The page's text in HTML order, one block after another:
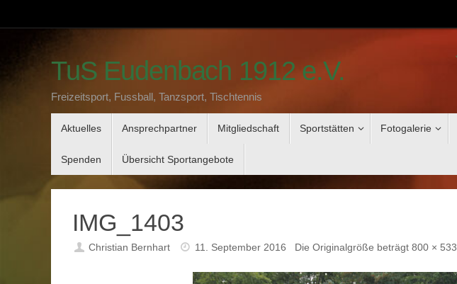
Inhalt
TuS Eudenbach 1912 e.V.
Freizeitsport, Fussball, Tanzsport, Tischtennis
Inhalt
Aktuelles Ansprechpartner Mitgliedschaft Sportstätten Fotogalerie
Spenden Übersicht Sportangebote
IMG_1403
Christian Bernhart 11. September 2016 Die Originalgröße beträgt800 × 533